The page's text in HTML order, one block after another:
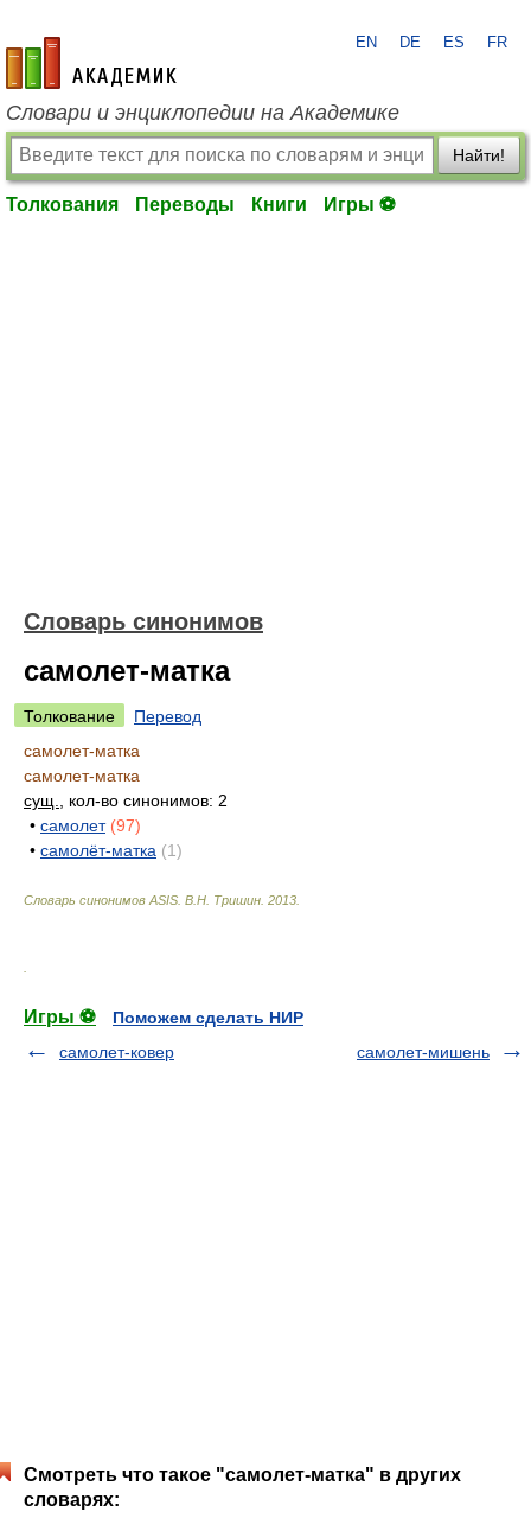
academic.ru
EN DE ES FR
Словари и энциклопедии на Академике
Найти!
Толкования Переводы Книги Игры ⚽
Словарь синонимов
самолет-матка
Толкование
Перевод
самолет-матка
самолет-матка
сущ.
, кол-во синонимов: 2
• самолет (97)
• самолёт-матка (1)
Словарь синонимов ASIS. В.Н. Тришин 2013
Игры ⚽
Поможем сделать НИР
самолет-ковер
самолет-мишень
Смотреть что такое "самолет-матка" в других
словарях: